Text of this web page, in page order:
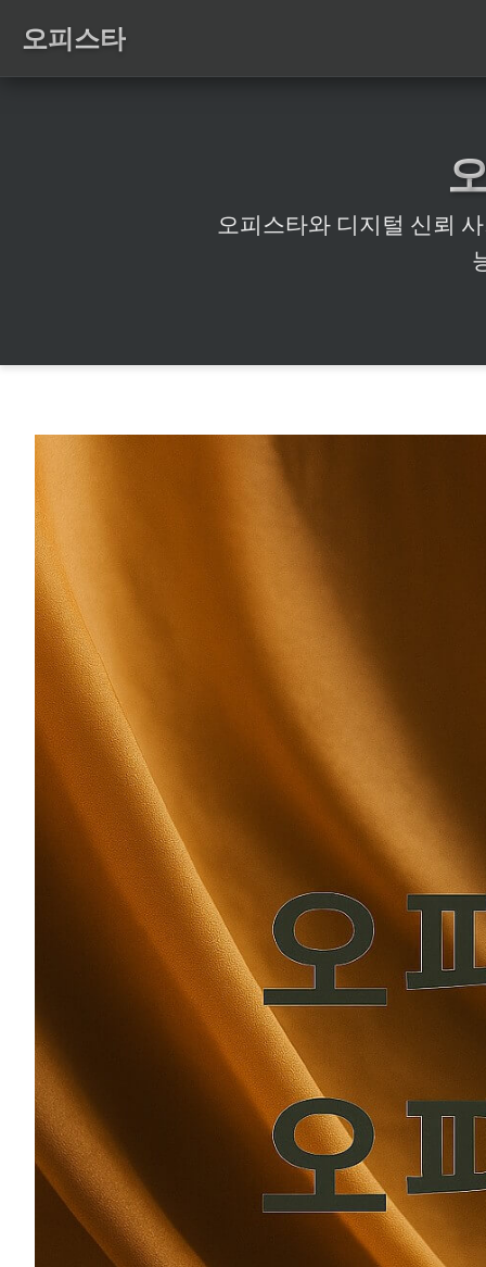
오피스타
오피스타와 디지털 신뢰